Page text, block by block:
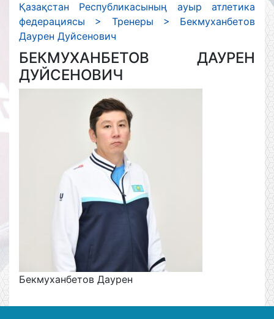
Қазақстан Республикасының ауыр атлетика
федерациясы > Тренеры > Бекмуханбетов
Даурен Дуйсенович
БЕКМУХАНБЕТОВ ДАУРЕН
ДУЙСЕНОВИЧ
Бекмуханбетов Даурен